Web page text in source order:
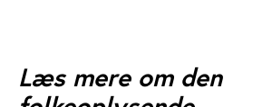
Læs mere om den